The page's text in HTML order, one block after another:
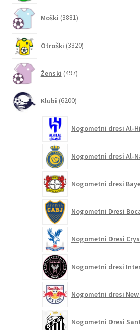
Moški 3881izdelkov
Otroški 3320izdelkov
Ženski 497izdelkov
Klubi 6200izdelkov
Nogometni dresi Al-
Nogometni dresi Al-
Nogometni dresi
Nogometni Dresi
Nogometni Dresi
Nogometni dresi
Nogometni dresi New
Nogometni Dresi